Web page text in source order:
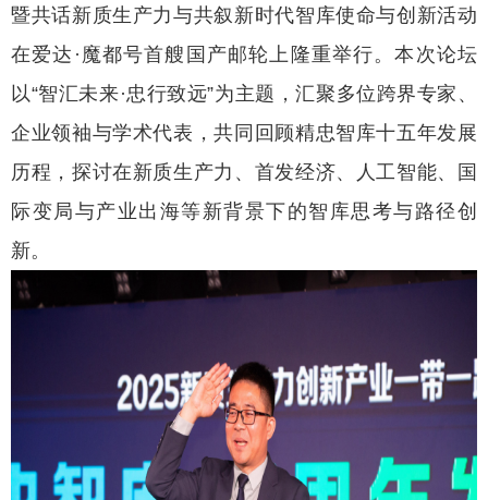
暨共话新质生产力与共叙新时代智库使命与创新活动
在爱达·魔都号首艘国产邮轮上隆重举行。本次论坛
以“智汇未来·忠行致远”为主题，汇聚多位跨界专家、
企业领袖与学术代表，共同回顾精忠智库十五年发展
历程，探讨在新质生产力、首发经济、人工智能、国
际变局与产业出海等新背景下的智库思考与路径创
新。